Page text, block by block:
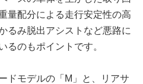
量配分による走行安定性の高
るみ脱出アシストなど悪路に
るのもポイントです。
ドモデルの「M」と、リアサ